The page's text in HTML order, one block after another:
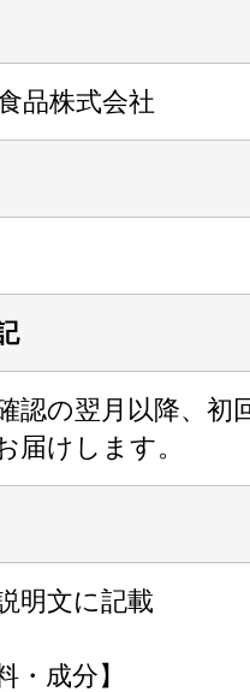
品株式会社
認の翌月以降、初
届けします。
明文に記載
・成分】